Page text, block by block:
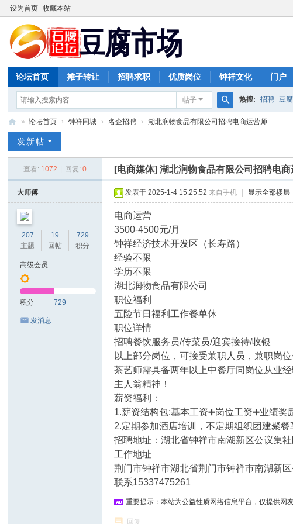
设为首页 收藏本站
论坛首页 摊子转让 招聘求职 优质岗位 钟祥文化 门户
帖子
搜
热搜: 招聘 豆
腐
场
» 论坛首页 › 钟祥同城 › 名企招聘 › 湖北润物食品有限公司招聘电商运营师
发新帖
查看: 1072 回复: 0 [电商媒体]湖北润物食品有限公司招聘电商
大师傅
207
主题
19
回帖
729
积分
高级会员
积分 729
发消息
发表于 2025-1-4 15:25:52 来自手机 显示全部楼层
电商运营
3500-4500元/月
钟祥经济技术开发区（长寿路）
经验不限
学历不限
湖北润物食品有限公司
职位福利
五险节日福利工作餐单休
职位详情
招聘餐饮服务员/传菜员/迎宾接待/收银
以上部分岗位，可接受兼职人员，兼职岗
茶艺师需具备两年以上中餐厅同岗位从业
主人翁精神！
薪资福利：
1.薪资结构包:基本工资➕岗位工资➕业绩奖
2.定期参加酒店培训，不定期组织团建聚餐
招聘地址：湖北省钟祥市南湖新区公议集
工作地址
荆门市钟祥市湖北省荆门市钟祥市南湖新
联系15337475261
重要提示：本站为公益性质网络信息平台，仅提供网
回复